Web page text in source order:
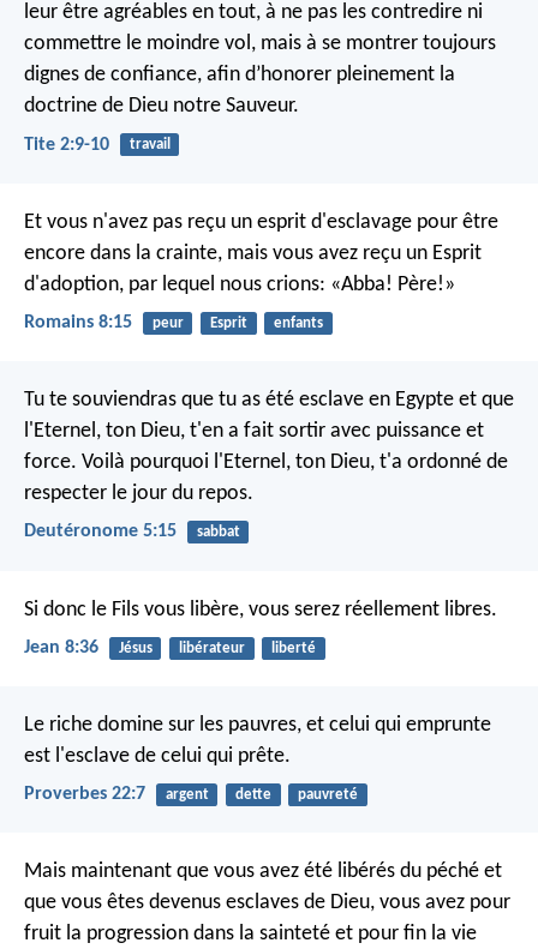
leur être agréables en tout, à ne pas les contredire ni
commettre le moindre vol, mais à se montrer toujours
dignes de confiance, afin d’honorer pleinement la
doctrine de Dieu notre Sauveur.
Tite 2:9-10 travail
Et vous n'avez pas reçu un esprit d'esclavage pour être
encore dans la crainte, mais vous avez reçu un Esprit
d'adoption, par lequel nous crions: «Abba! Père!»
Romains 8:15 peur Esprit enfants
Tu te souviendras que tu as été esclave en Egypte et que
l'Eternel, ton Dieu, t'en a fait sortir avec puissance et
force. Voilà pourquoi l'Eternel, ton Dieu, t'a ordonné de
respecter le jour du repos.
Deutéronome 5:15 sabbat
Si donc le Fils vous libère, vous serez réellement libres.
Jean 8:36 Jésus libérateur liberté
Le riche domine sur les pauvres, et celui qui emprunte
est l'esclave de celui qui prête.
Proverbes 22:7 argent dette pauvreté
Mais maintenant que vous avez été libérés du péché et
que vous êtes devenus esclaves de Dieu, vous avez pour
fruit la progression dans la sainteté et pour fin la vie